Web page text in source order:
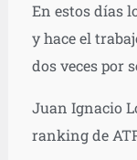
En estos días
y hace el
dos veces por
Juan Ignacio
ranking de